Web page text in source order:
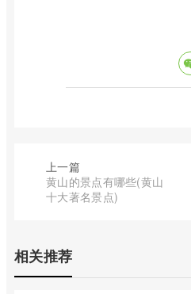
上一篇
黄山的景点有哪些(黄山
十大著名景点)
相关推荐